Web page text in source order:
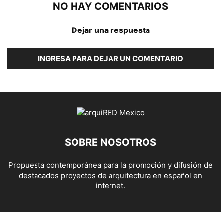
NO HAY COMENTARIOS
Dejar una respuesta
INGRESA PARA DEJAR UN COMENTARIO
SOBRE NOSOTROS
Propuesta contemporánea para la promoción y difusión de
destacados proyectos de arquitectura en español en
internet.